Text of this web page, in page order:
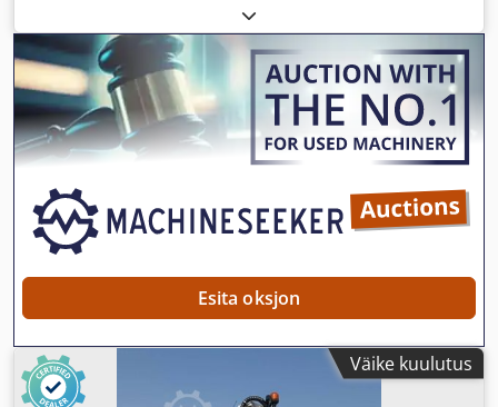
Esita oksjon
Väike kuulutus